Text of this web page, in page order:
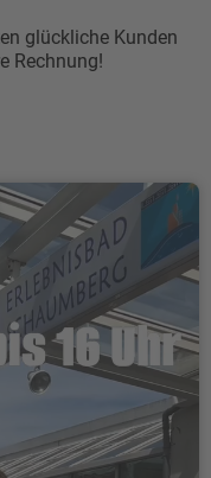
glückliche Kunden
Rechnung!